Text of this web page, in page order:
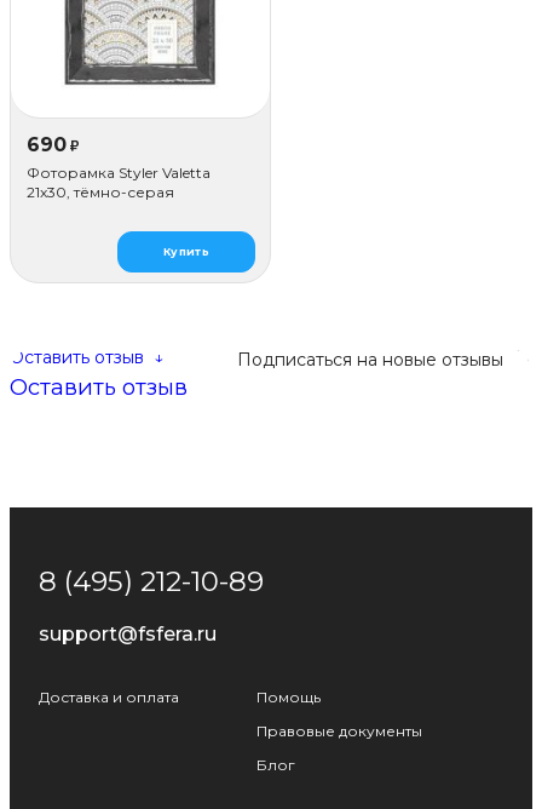
690 ₽
Фоторамка Styler Valetta
21x30, тёмно-серая
Купить
Подписаться на новые отзывы
Оставить отзыв ↓
Оставить отзыв
8 (495) 212-10-89
support@fsfera.ru
Доставка и оплата
Помощь
Правовые документы
Блог